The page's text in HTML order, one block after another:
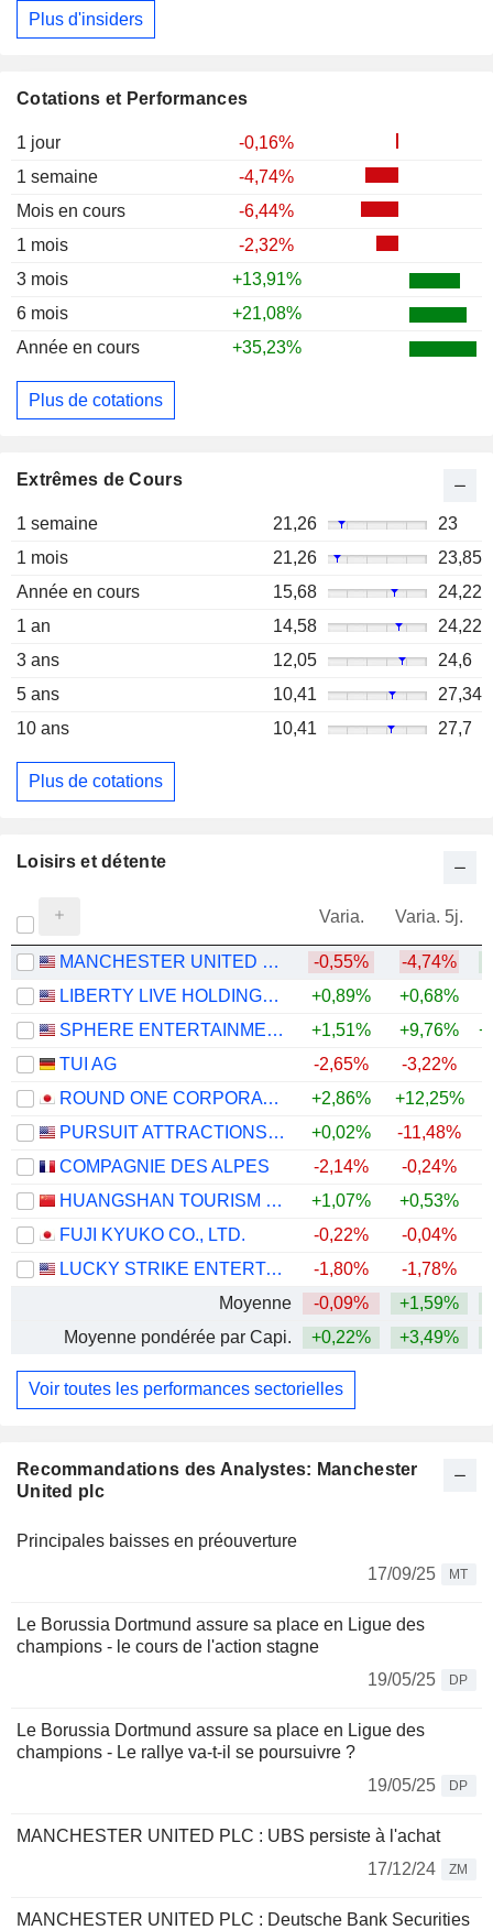
Recommandations des Analystes: Manchester
United plc
Principales baisses en préouverture
17/09/25
MT
Le Borussia Dortmund assure sa place en Ligue des
champions - le cours de l'action stagne
19/05/25
DP
Le Borussia Dortmund assure sa place en Ligue des
champions - Le rallye va-t-il se poursuivre ?
19/05/25
DP
MANCHESTER UNITED PLC : UBS persiste à l'achat
17/12/24
ZM
MANCHESTER UNITED PLC : Deutsche Bank Securities
Cotations et Performances
1 jour
-0,16%
1 semaine
-4,74%
Mois en cours
-6,44%
1 mois
-2,32%
3 mois
+13,91%
6 mois
+21,08%
Année en cours
+35,23%
Plus de cotations
Extrêmes de Cours
1 semaine 21,26
23
1 mois
21,26
23,85
Année en cours
15,68
24,22
1 an
14,58
24,22
3 ans
12,05
24,6
5 ans
10,41
27,34
10 ans
10,41 27,7
Plus de cotations
Plus d'insiders
Loisirs et détente
Varia. Varia. 5j.
MANCHESTER UNITED PLC -0,55% -4,74%
LIBERTY LIVE HOLDINGS, INC.
+0,89% +0,68%
SPHERE ENTERTAINMENT CO.
+1,51% +9,76%
TUI AG
-2,65% -3,22%
ROUND ONE CORPORATION
+2,86% +12,25%
PURSUIT ATTRACTIONS AND HOSPITALITY, INC.
+0,02% -11,48%
COMPAGNIE DES ALPES
-2,14% -0,24%
HUANGSHAN TOURISM DEVELOPMENT CO.,LTD.
+1,07% +0,53%
FUJI KYUKO CO., LTD.
-0,22% -0,04%
LUCKY STRIKE ENTERTAINMENT CORPORATION
-1,80% -1,78%
Moyenne
-0,09% +1,59%
Moyenne pondérée par Capi.
+0,22% +3,49%
Voir toutes les performances sectorielles